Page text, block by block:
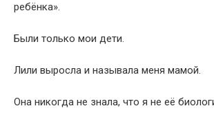
ребёнка».
Были только мои дети.
Лили выросла и называла меня мамой.
Она никогда не знала, что я не её